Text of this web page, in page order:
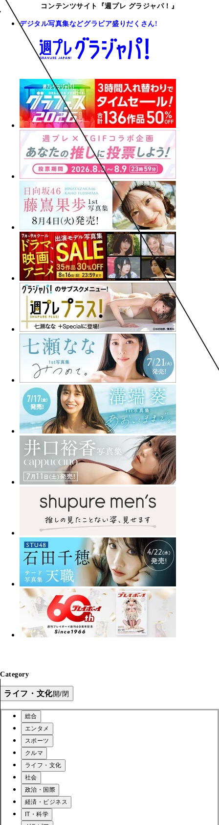
コンテンツサイト『週プレ グラジャパ！』
デジタル写真集などグラビア盛りだくさん!
Category
ライフ・文化開/閉
総合
エンタメ
スポーツ
クルマ
ライフ・文化
社会
政治・国際
経済・ビジネス
IT・科学